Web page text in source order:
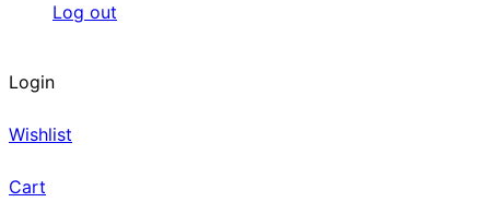
Log out
Login
Wishlist
Cart